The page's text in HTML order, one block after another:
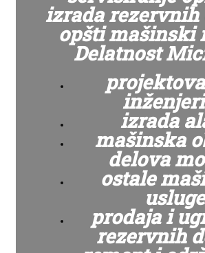
izrada rezervnih
opšti mašinski
Delatnost
izrada
mašinska
delova
ostale
usluge
prodaja i
rezervnih